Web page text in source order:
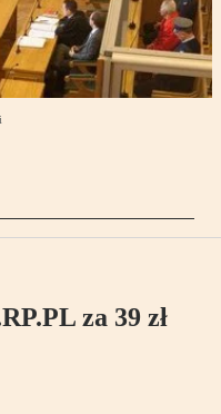
za 39 zł